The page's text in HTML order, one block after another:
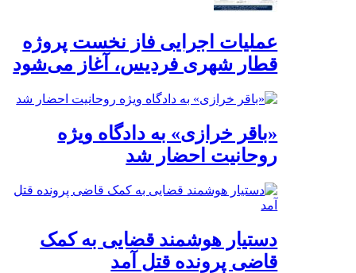
عملیات اجرایی فاز نخست پروژه
قطار شهری فردیس، آغاز می‌شود
«باقر خرازی» به دادگاه ویژه
روحانیت احضار شد
دستیار هوشمند قضایی به کمک
قاضی پرونده قتل آمد